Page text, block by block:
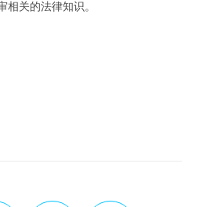
关的法律知识。